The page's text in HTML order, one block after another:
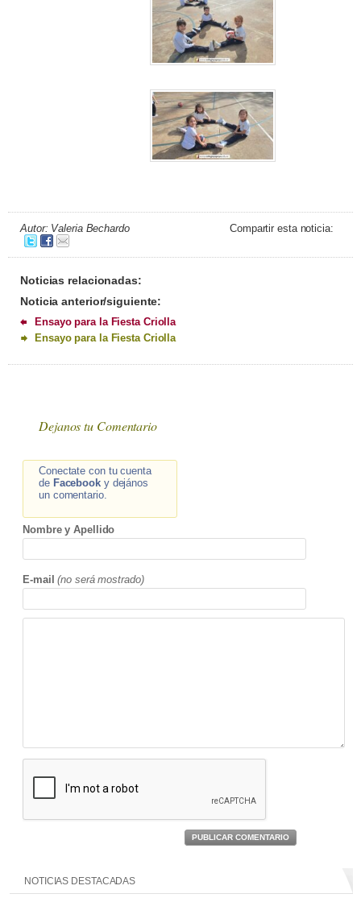
Autor: Valeria Bechardo Compartir esta noticia:
Noticias relacionadas:
Noticia anterior/siguiente:
Ensayo para la Fiesta Criolla
Ensayo para la Fiesta Criolla
Dejanos tu Comentario
Conectate con tu cuenta
de Facebooky dejános
un comentario.
Nombre y Apellido
E-mail (no será mostrado)
PUBLICAR COMENTARIO
NOTICIAS DESTACADAS